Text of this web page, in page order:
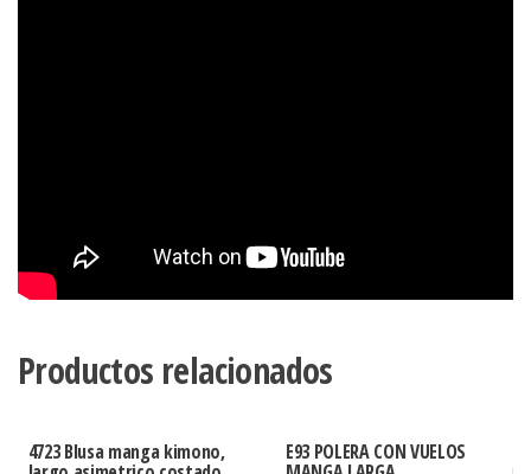
Productos relacionados
4723 Blusa manga kimono, E93 POLERA CON VUELOS